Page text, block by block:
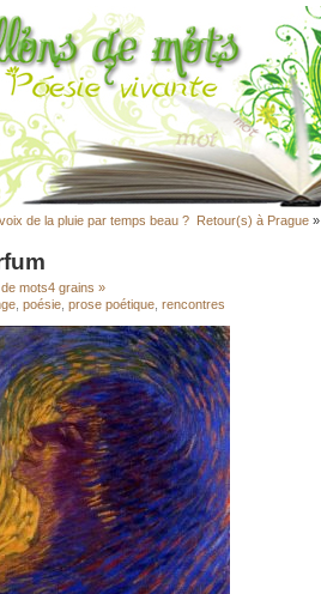
de la pluie par temps beau ? Retour(s) à Prague »
mots4 grains »
poésie prose poétique rencontres